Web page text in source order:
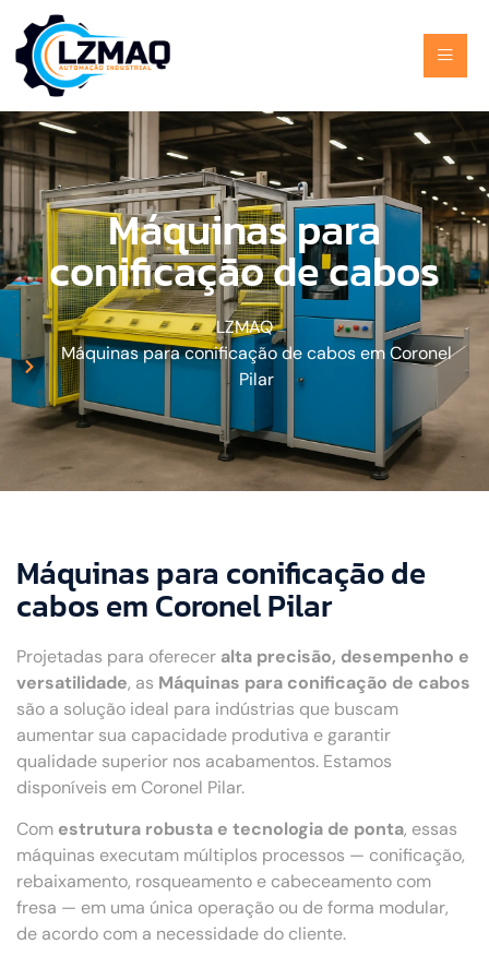
Máquinas para
conificação de cabos
LZMAQ
Máquinas para conificação de cabos em Coronel
Pilar
Máquinas para conificação de
cabos em Coronel Pilar
Projetadas para oferecer alta precisão, desempenho e
versatilidade, as Máquinas para conificação de cabos
são a solução ideal para indústrias que buscam
aumentar sua capacidade produtiva e garantir
qualidade superior nos acabamentos. Estamos
disponíveis em Coronel Pilar.
Com estrutura robusta e tecnologia de ponta, essas
máquinas executam múltiplos processos — conificação,
rebaixamento, rosqueamento e cabeceamento com
fresa — em uma única operação ou de forma modular,
de acordo com a necessidade do cliente.